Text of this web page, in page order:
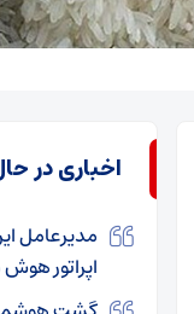
اخباری در
مدیرعامل
اپراتور